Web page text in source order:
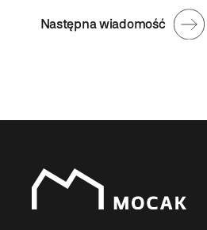
Następna wiadomość